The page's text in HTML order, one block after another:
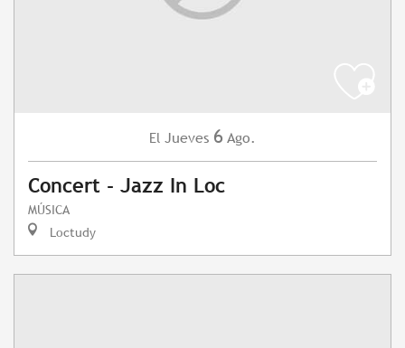
El Jueves 6 Ago.
Concert - Jazz In Loc
MÚSICA
Loctudy